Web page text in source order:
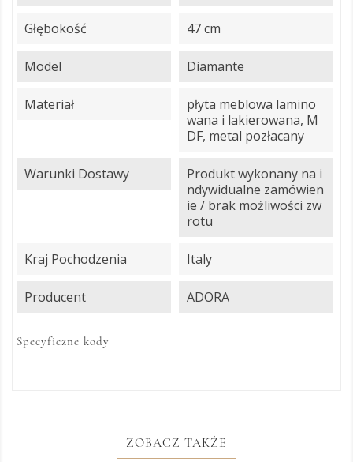
Głębokość 47 cm
Model Diamante
Materiał
płyta meblowa lamino
wana i lakierowana, M
DF, metal pozłacany
Warunki Dostawy
Produkt wykonany na i
ndywidualne zamówien
ie / brak możliwości zw
rotu
Kraj Pochodzenia Italy
Producent ADORA
Specyficzne kody
ZOBACZ TAKŻE